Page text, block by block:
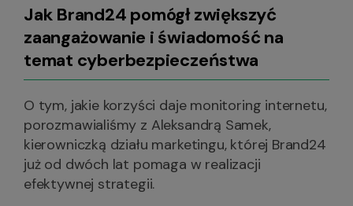
Jak Brand24 pomógł zwiększyć
zaangażowanie i świadomość na
temat cyberbezpieczeństwa
O tym, jakie korzyści daje monitoring internetu,
porozmawialiśmy z Aleksandrą Samek,
kierowniczką działu marketingu, której Brand24
już od dwóch lat pomaga w realizacji
efektywnej strategii.